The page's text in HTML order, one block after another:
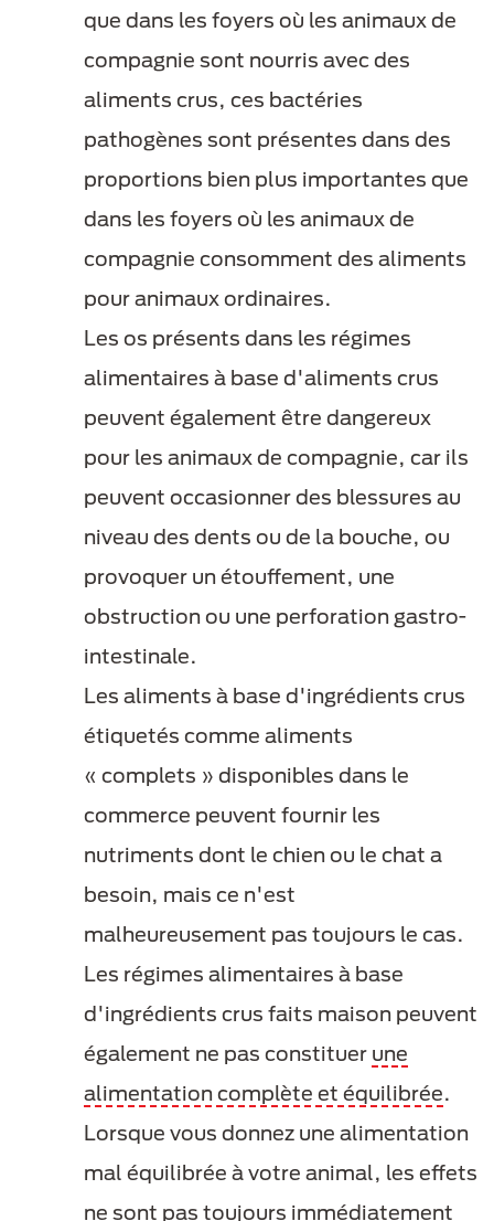
que dans les foyers où les animaux de
compagnie sont nourris avec des
aliments crus, ces bactéries
pathogènes sont présentes dans des
proportions bien plus importantes que
dans les foyers où les animaux de
compagnie consomment des aliments
pour animaux ordinaires.
Les os présents dans les régimes
alimentaires à base d'aliments crus
peuvent également être dangereux
pour les animaux de compagnie, car ils
peuvent occasionner des blessures au
niveau des dents ou de la bouche, ou
provoquer un étouffement, une
obstruction ou une perforation gastro-
intestinale.
Les aliments à base d'ingrédients crus
étiquetés comme aliments
« complets » disponibles dans le
commerce peuvent fournir les
nutriments dont le chien ou le chat a
besoin, mais ce n'est
malheureusement pas toujours le cas.
Les régimes alimentaires à base
d'ingrédients crus faits maison peuvent
également ne pas constituer une
alimentation complète et équilibrée.
Lorsque vous donnez une alimentation
mal équilibrée à votre animal, les effets
ne sont pas toujours immédiatement